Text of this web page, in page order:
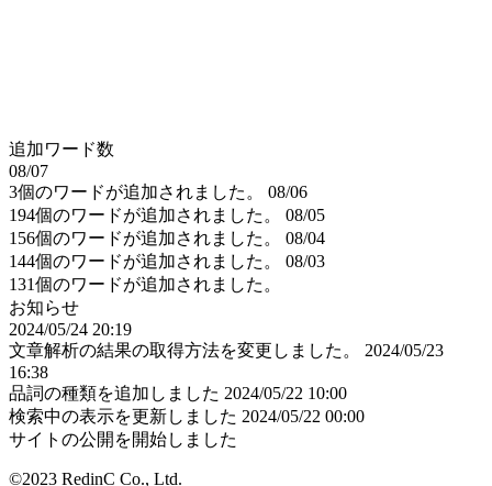
追加ワード数
08/07
3個のワードが追加されました。
08/06
194個のワードが追加されました。
08/05
156個のワードが追加されました。
08/04
144個のワードが追加されました。
08/03
131個のワードが追加されました。
お知らせ
2024/05/24 20:19
文章解析の結果の取得方法を変更しました。
2024/05/23
16:38
品詞の種類を追加しました 2024/05/22 10:00
検索中の表示を更新しました 2024/05/22 00:00
サイトの公開を開始しました
©2023 RedinC Co., Ltd.